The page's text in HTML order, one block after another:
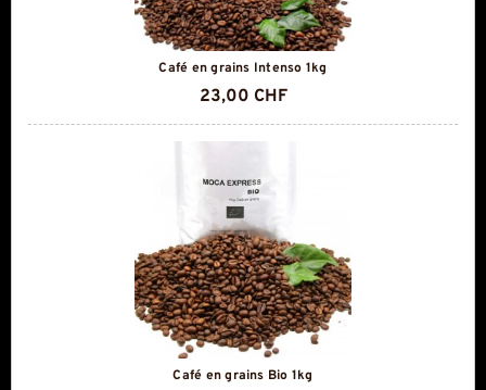
Café en grains Intenso 1kg
23,00 CHF
Café en grains Bio 1kg